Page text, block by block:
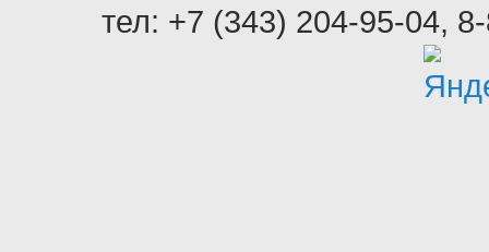
тел: +7 (343) 204-95-04,